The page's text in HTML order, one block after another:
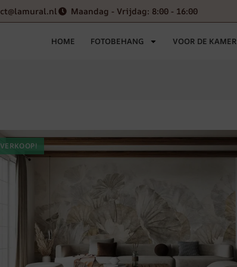
Maandag - Vrijdag: 8:00 - 16:00
HOME FOTOBEHANG VOOR DE KAMER